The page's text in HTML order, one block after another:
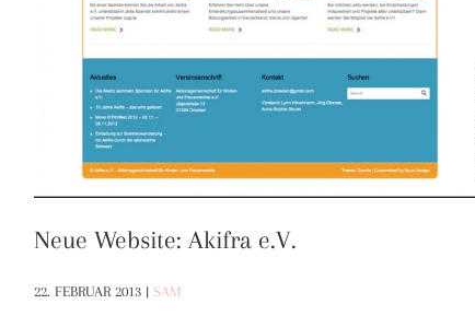
Neue Website: Akifra e.V.
22. FEBRUAR 2013 | SAM